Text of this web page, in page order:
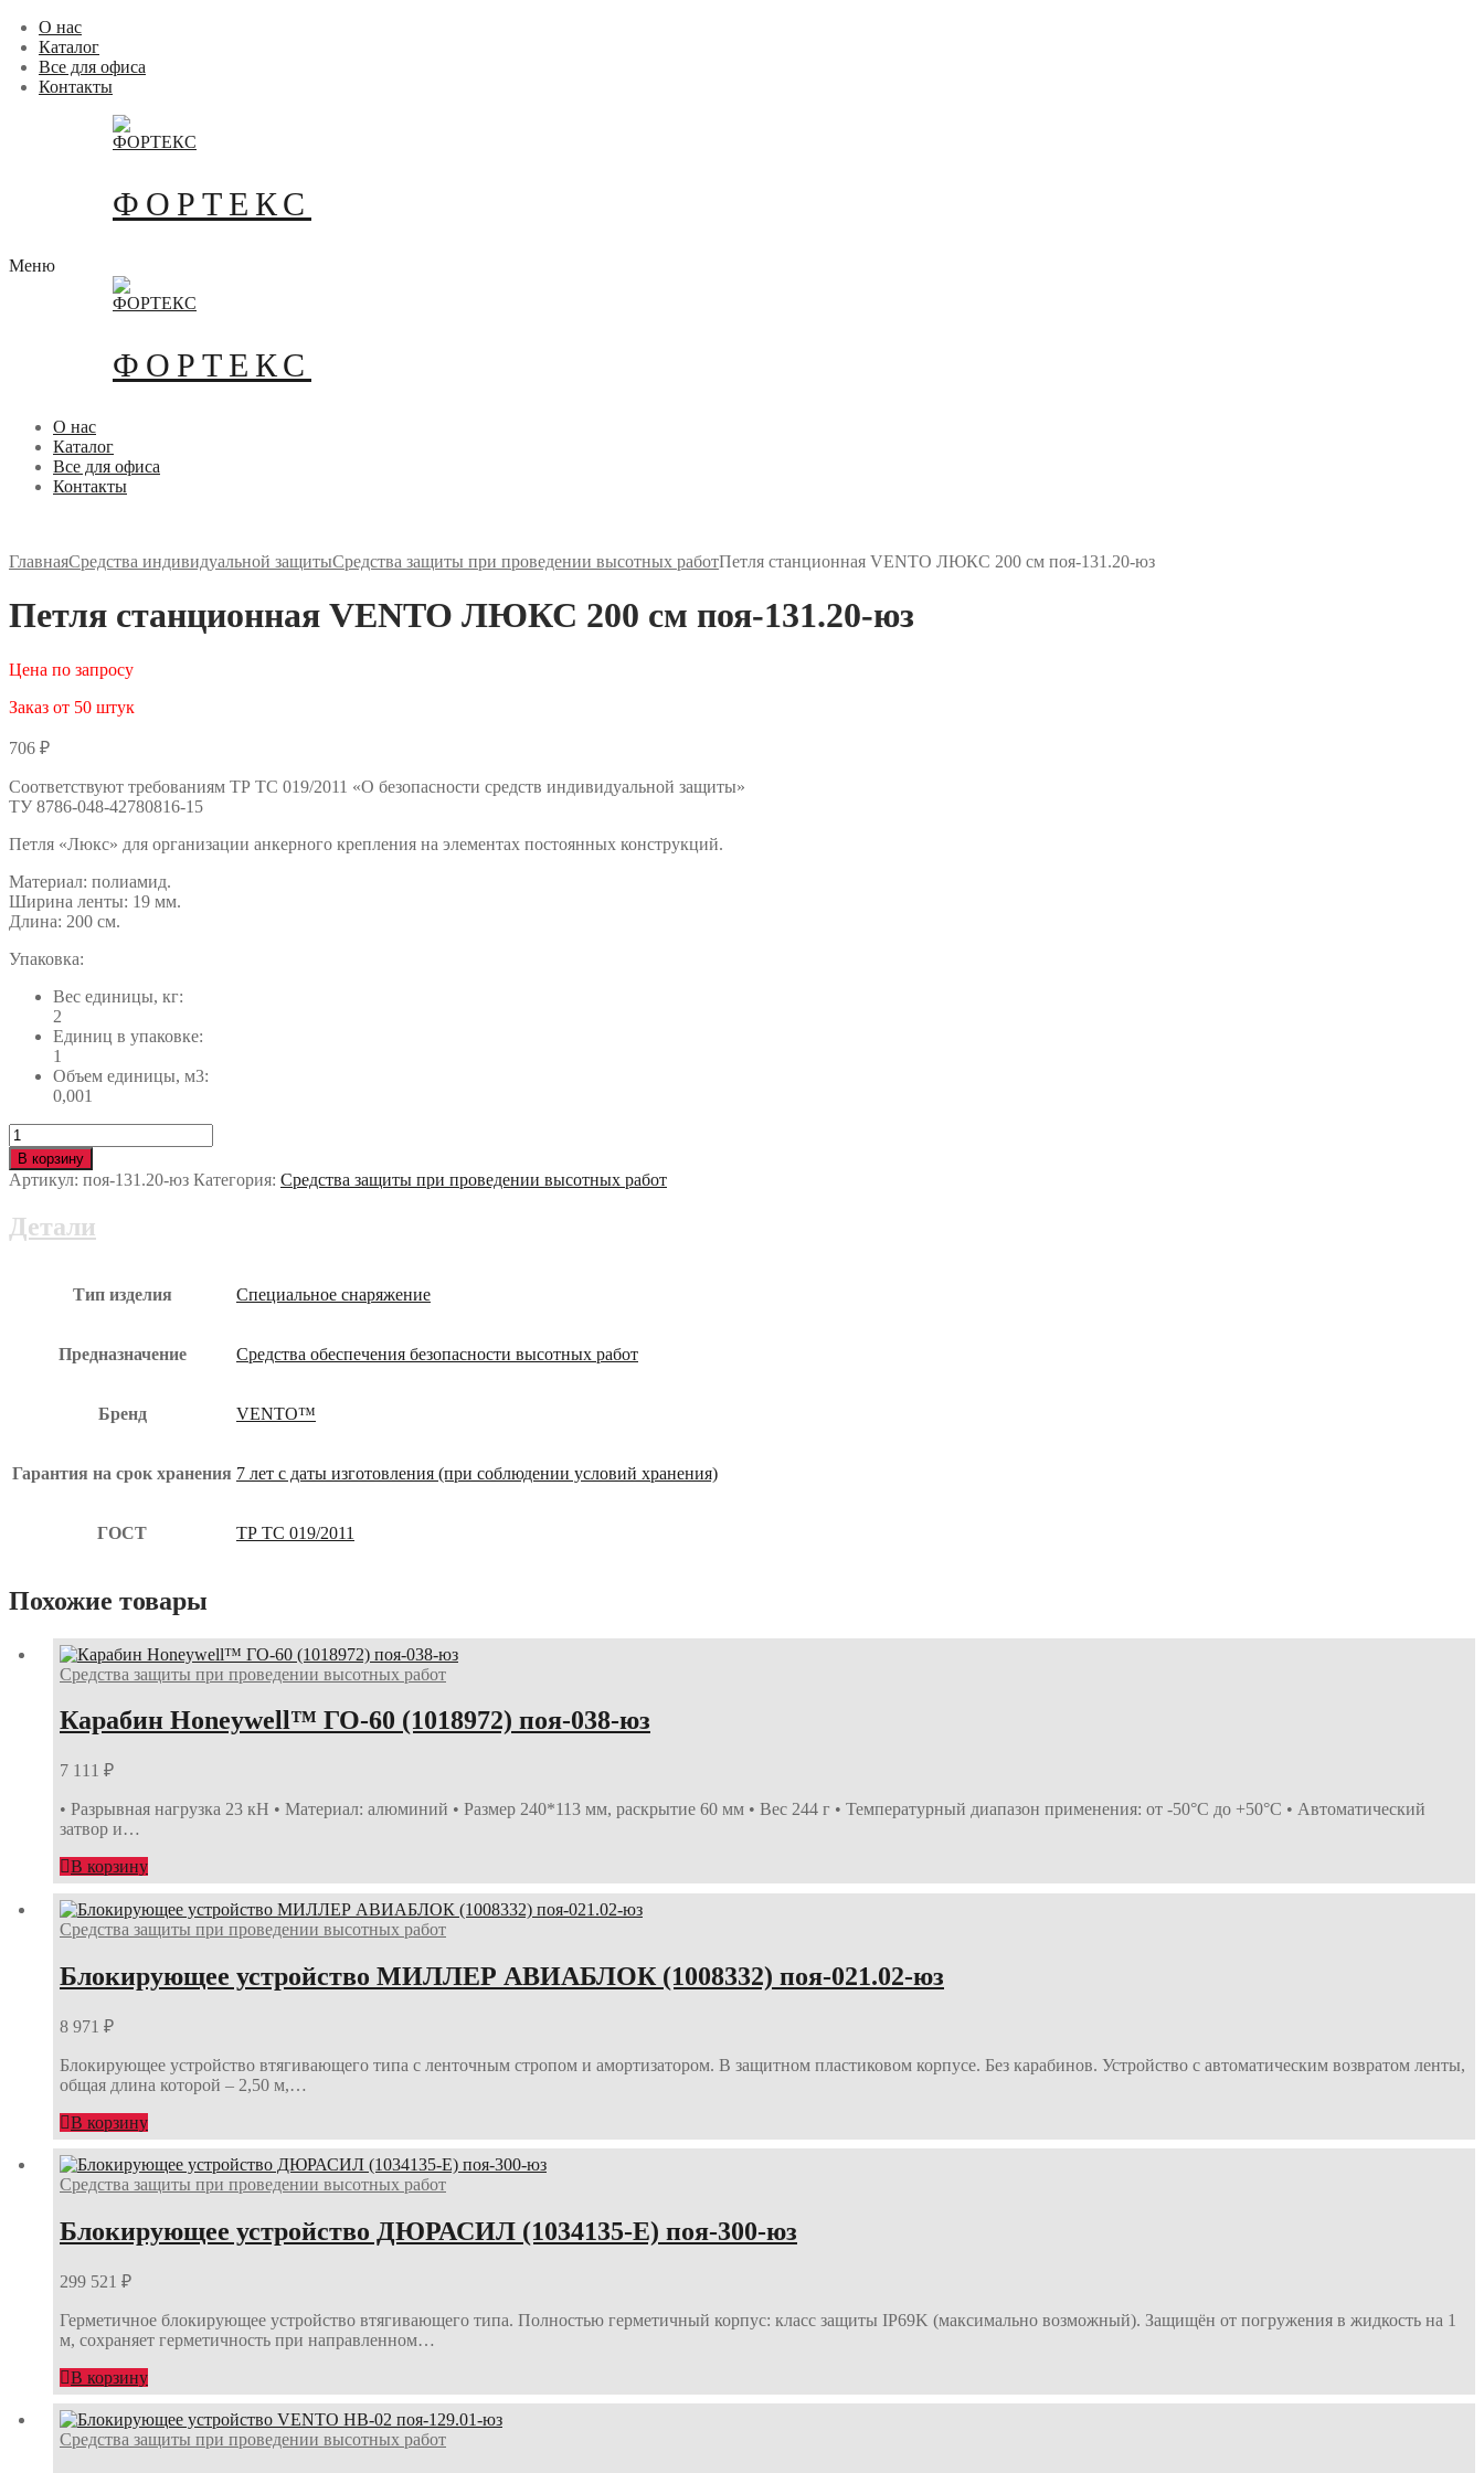
Перейти
содержимому
Меню
Закрыть
О нас
Каталог
Все для офиса
Контакты
ФОРТЕКС
Меню
ФОРТЕКС
О нас
Каталог
Все для офиса
Контакты
ГлавнаяСредства индивидуальной защитыСредства защиты при проведении высотных работПетля станционная VENTO ЛЮКС 200 см поя-131.20-юз
Петля станционная VENTO ЛЮКС 200 см поя-131.20-юз
Цена по запросу
Заказ от 50 штук
706 ₽
Соответствуют требованиям ТР ТС 019/2011 «О безопасности средств индивидуальной защиты»
ТУ 8786-048-42780816-15
Петля «Люкс» для организации анкерного крепления на элементах постоянных конструкций.
Материал: полиамид.
Ширина ленты: 19 мм.
Длина: 200 см.
Упаковка:
Вес единицы, кг:
2
Единиц в упаковке:
1
Объем единицы, м3:
0,001
Количество
Петля
станционная
VENTO
200
В корзину
Артикул: поя-131.20-юз Категория: Средства защиты при проведении высотных работ
Детали
Тип изделия Специальное снаряжение
Предназначение Средства обеспечения безопасности высотных работ
Бренд VENTO™
Гарантия на срок хранения 7 лет с даты изготовления (при соблюдении условий хранения)
ГОСТ ТР ТС 019/2011
Похожие товары
Средства защиты при проведении высотных работ
Карабин Honeywell™ ГО-60 (1018972) поя-038-юз
7 111 ₽
• Разрывная нагрузка 23 кН • Материал: алюминий • Размер 240*113 мм, раскрытие 60 мм • Вес 244 г • Температурный диапазон применения: от -50°С до +50°С • Автоматический
затвор и…
В корзину
Средства защиты при проведении высотных работ
Блокирующее устройство МИЛЛЕР АВИАБЛОК (1008332) поя-021.02-юз
8 971 ₽
Блокирующее устройство втягивающего типа с ленточным стропом и амортизатором. В защитном пластиковом корпусе. Без карабинов. Устройство с автоматическим возвратом ленты,
общая длина которой – 2,50 м,…
В корзину
Средства защиты при проведении высотных работ
Блокирующее устройство ДЮРАСИЛ (1034135-E) поя-300-юз
299 521 ₽
Герметичное блокирующее устройство втягивающего типа. Полностью герметичный корпус: класс защиты IP69K (максимально возможный). Защищён от погружения в жидкость на 1
м, сохраняет герметичность при направленном…
В корзину
Средства защиты при проведении высотных работ